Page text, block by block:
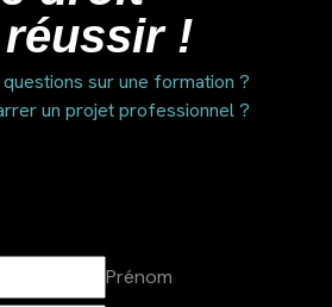
!
sur une formation ?
un projet professionnel ?
Prénom